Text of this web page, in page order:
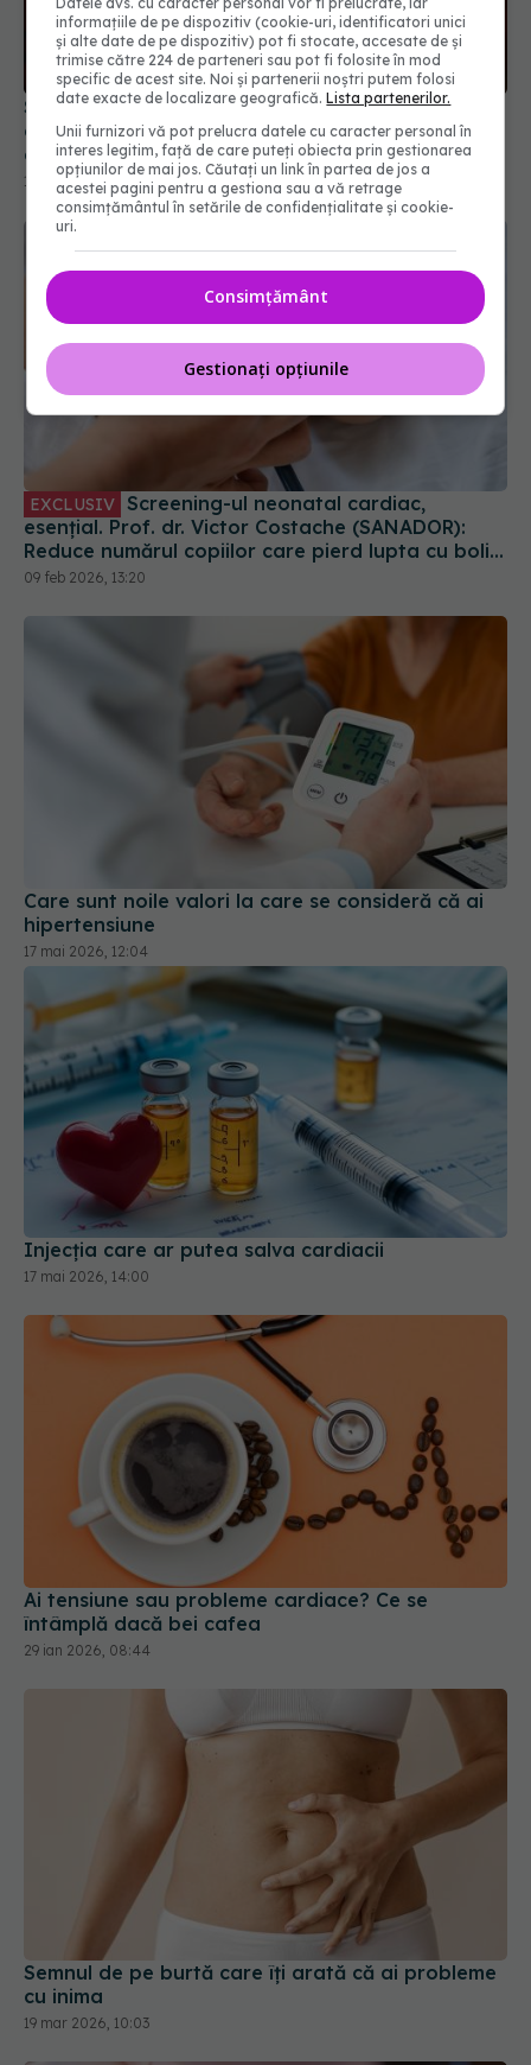
Semnele discrete ale colesterolului ridicat pe
care mulți le trec cu vederea. Explicațiile unui
cardiolog
14 iul 2026, 16:51
EXCLUSIV
esențial. Prof. dr. Victor Costache (SANADOR):
Reduce numărul copiilor care pierd lupta cu bolile
cardiace
09 feb 2026, 13:20
Care sunt noile valori la care se consideră că ai
hipertensiune
17 mai 2026, 12:04
Injecția care ar putea salva cardiacii
17 mai 2026, 14:00
Ai tensiune sau probleme cardiace? Ce se
întâmplă dacă bei cafea
29 ian 2026, 08:44
Semnul de pe burtă care îți arată că ai probleme
cu inima
19 mar 2026, 10:03
informațiile de pe dispozitiv (cookie-uri, identificatori unici
și alte date de pe dispozitiv) pot fi stocate, accesate de și
trimise către 224 de parteneri sau pot fi folosite în mod
specific de acest site. Noi și partenerii noștri putem folosi
date exacte de localizare geografică.Lista partenerilor.
Unii furnizori vă pot prelucra datele cu caracter personal în
interes legitim, față de care puteți obiecta prin gestionarea
opțiunilor de mai jos. Căutați un link în partea de jos a
acestei pagini pentru a gestiona sau a vă retrage
consimțământul în setările de confidențialitate și cookie-
uri.
Consimțământ
Gestionați opțiunile